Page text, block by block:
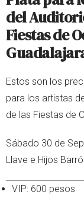
del
Fiestas de
Estos son los
para los artistas
de las Fiestas de
Sábado 30 de
Llave e Hijos
VIP: 600 pesos